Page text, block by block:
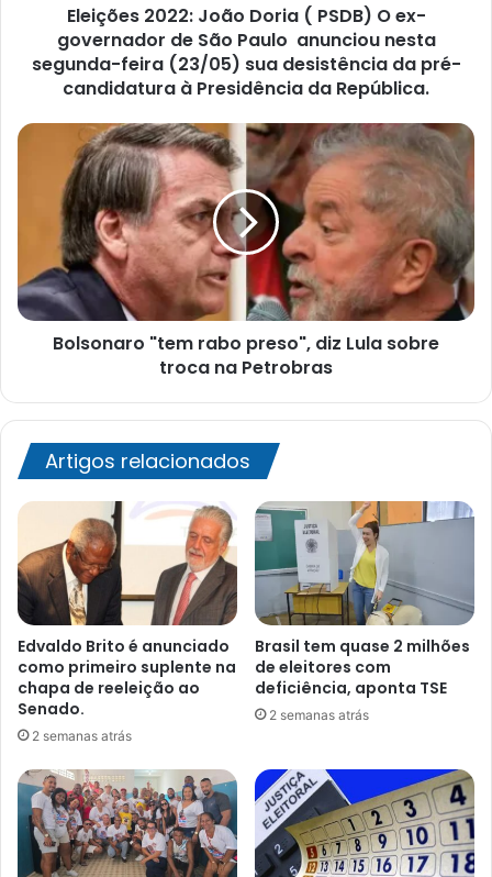
Paulo
anunciou
segunda-
(23/05)
desistência
pré-
candidatura
à
Presidência
Eleições 2022: João Doria ( PSDB) O ex-
governador de São Paulo anunciou nesta
segunda-feira (23/05) sua desistência da pré-
candidatura à Presidência da República.
Bolsonaro
preso",
sobre
troca
na
PetrobrasBolsonaro "tem rabo preso", diz Lula sobre
troca na Petrobras
Artigos relacionados
Edvaldo Brito é anunciado
como primeiro suplente na
chapa de reeleição ao
Senado.
2 semanas atrás
Brasil tem quase 2 milhões
de eleitores com
deficiência, aponta TSE
2 semanas atrás